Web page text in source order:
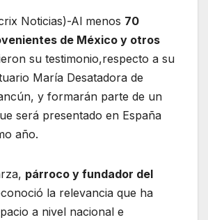
Noticias)-Al menos 70
de México y otros
su testimonio,respecto a su
María Desatadora de
y formarán parte de un
será presentado en España
año.
párroco y fundador del
la relevancia que ha
a nivel nacional e